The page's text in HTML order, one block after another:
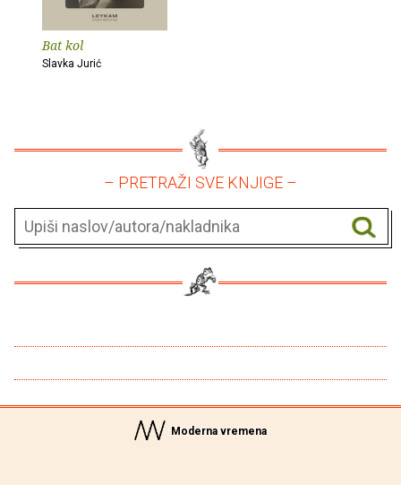
Bat kol
Slavka Jurić
– PRETRAŽI SVE KNJIGE –
Moderna vremena